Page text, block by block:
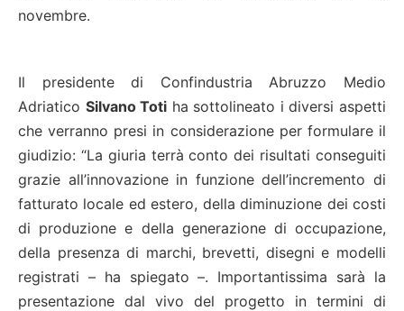
novembre.
Il presidente di Confindustria Abruzzo Medio
Adriatico Silvano Toti ha sottolineato i diversi aspetti
che verranno presi in considerazione per formulare il
giudizio: “La giuria terrà conto dei risultati conseguiti
grazie all’innovazione in funzione dell’incremento di
fatturato locale ed estero, della diminuzione dei costi
di produzione e della generazione di occupazione,
della presenza di marchi, brevetti, disegni e modelli
registrati – ha spiegato –. Importantissima sarà la
presentazione dal vivo del progetto in termini di